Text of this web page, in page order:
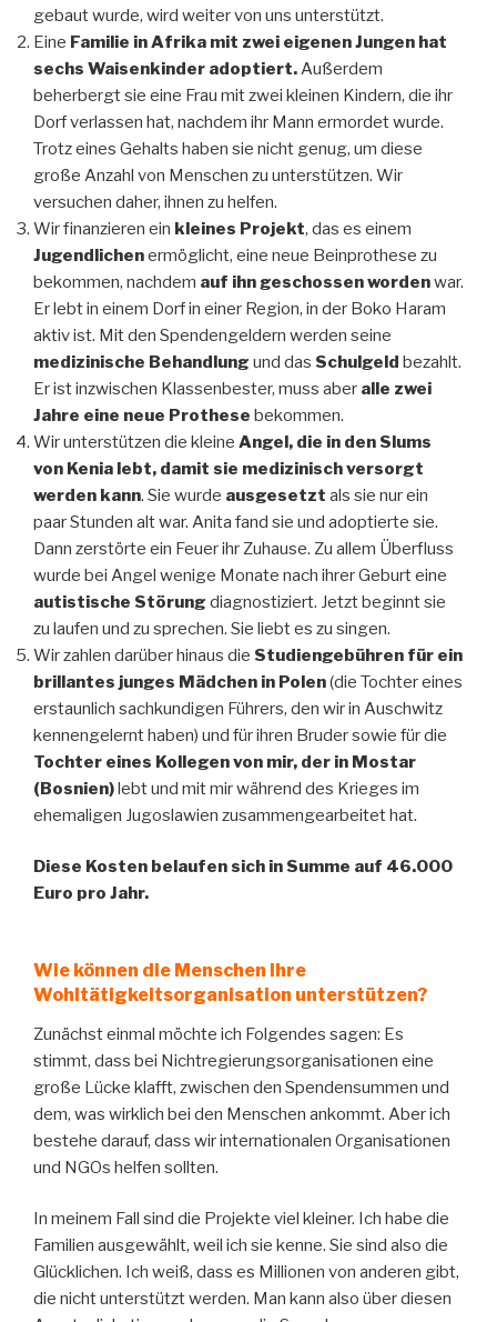
gebaut wurde, wird weiter von uns unterstützt.
Eine Familie in Afrika mit zwei eigenen Jungen hat
sechs Waisenkinder adoptiert.Außerdem
beherbergt sie eine Frau mit zwei kleinen Kindern, die ihr
Dorf verlassen hat, nachdem ihr Mann ermordet wurde.
Trotz eines Gehalts haben sie nicht genug, um diese
große Anzahl von Menschen zu unterstützen. Wir
versuchen daher, ihnen zu helfen.
Wir finanzieren ein kleines Projekt, das es einem
Jugendlichenermöglicht, eine neue Beinprothese zu
bekommen, nachdem auf ihn geschossen wordenwar.
Er lebt in einem Dorf in einer Region, in der Boko Haram
aktiv ist. Mit den Spendengeldern werden seine
medizinische Behandlung und das Schulgeld bezahlt.
Er ist inzwischen Klassenbester, muss aber alle zwei
Jahre eine neue Prothese bekommen.
Wir unterstützen die kleine Angel, die in den Slums
von Kenia lebt, damit sie medizinisch versorgt
werden kann. Sie wurde ausgesetzt als sie nur ein
paar Stunden alt war. Anita fand sie und adoptierte sie.
Dann zerstörte ein Feuer ihr Zuhause. Zu allem Überfluss
wurde bei Angel wenige Monate nach ihrer Geburt eine
autistische Störung diagnostiziert. Jetzt beginnt sie
zu laufen und zu sprechen. Sie liebt es zu singen.
Wir zahlen darüber hinaus die Studiengebühren für ein
brillantes junges Mädchen in Polen(die Tochter eines
erstaunlich sachkundigen Führers, den wir in Auschwitz
kennengelernt haben) und für ihren Bruder sowie für die
Tochter eines Kollegen von mir, der in Mostar
(Bosnien)lebt und mit mir während des Krieges im
ehemaligen Jugoslawien zusammengearbeitet hat.
Diese Kosten belaufen sich in Summe auf 46.000
Euro pro Jahr.
Wie können die Menschen Ihre
Wohltätigkeitsorganisation unterstützen?
Zunächst einmal möchte ich Folgendes sagen: Es
stimmt, dass bei Nichtregierungsorganisationen eine
große Lücke klafft, zwischen den Spendensummen und
dem, was wirklich bei den Menschen ankommt. Aber ich
bestehe darauf, dass wir internationalen Organisationen
und NGOs helfen sollten.
In meinem Fall sind die Projekte viel kleiner. Ich habe die
Familien ausgewählt, weil ich sie kenne. Sie sind also die
Glücklichen. Ich weiß, dass es Millionen von anderen gibt,
die nicht unterstützt werden. Man kann also über diesen